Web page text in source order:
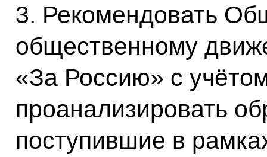
3. Рекомендовать
общественному
«За Россию» с
проанализировать
поступившие в